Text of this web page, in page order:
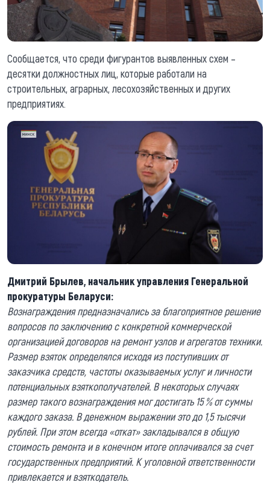
Сообщается, что среди фигурантов выявленных схем –
десятки должностных лиц, которые работали на
строительных, аграрных, лесохозяйственных и других
предприятиях.
Дмитрий Брылев, начальник управления Генеральной
прокуратуры Беларуси:
Вознаграждения предназначались за благоприятное решение
вопросов по заключению с конкретной коммерческой
организацией договоров на ремонт узлов и агрегатов техники.
Размер взяток определялся исходя из поступивших от
заказчика средств, частоты оказываемых услуг и личности
потенциальных взяткополучателей. В некоторых случаях
размер такого вознаграждения мог достигать 15 % от суммы
каждого заказа. В денежном выражении это до 1,5 тысячи
рублей. При этом всегда «откат» закладывался в общую
стоимость ремонта и в конечном итоге оплачивался за счет
государственных предприятий. К уголовной ответственности
привлекается и взяткодатель.